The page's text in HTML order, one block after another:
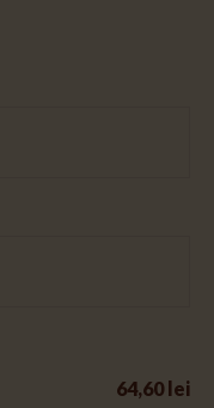
64,60 lei